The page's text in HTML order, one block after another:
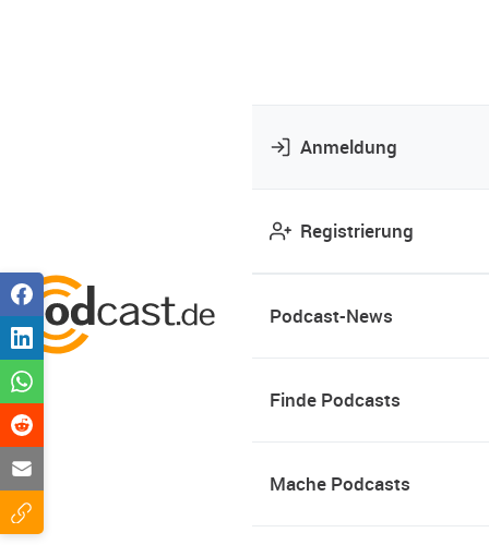
Anmeldung
Registrierung
Podcast-News
Finde Podcasts
Mache Podcasts